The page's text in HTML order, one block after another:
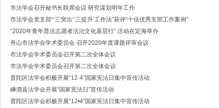
市法学会召开秘书长联席会议 研究谋划明年工作
市法学会党支部“‘三突出’‘三提升’工作法”获评“十佳优秀支部工作案例”
“2020年青年普法志愿者法治文化基层行” 活动在定海举办
舟山市法学会学术委员会 召开2020年度课题评审会议
市法学会学术委员会召开第二次全体会议
市法学会学术委员会召开第二次全体会议
普陀区法学会积极开展“12·4”国家宪法日集中宣传活动
嵊泗县法学会开展“国家宪法日”宣传活动
普陀区法学会积极开展“12•4”国家宪法日集中宣传活动